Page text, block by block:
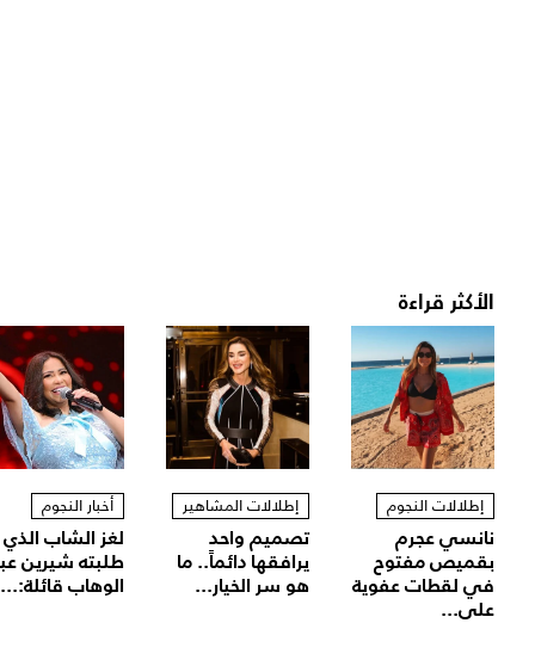
الأكثر قراءة
إطلالات النجوم
نانسي عجرم
بقميص مفتوح
في لقطات عفوية
على...
إطلالات المشاهير
تصميم واحد
يرافقها دائماً.. ما
هو سر الخيار...
أخبار النجوم
لغز الشاب الذي
طلبته شيرين
الوهاب قائلة:...